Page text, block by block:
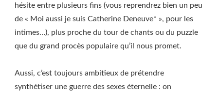
hésite entre plusieurs fins (vous reprendrez bien un peu
de « Moi aussi je suis Catherine Deneuve* », pour les
intimes…), plus proche du tour de chants ou du puzzle
que du grand procès populaire qu’il nous promet.
Aussi, c’est toujours ambitieux de prétendre
synthétiser une guerre des sexes éternelle : on